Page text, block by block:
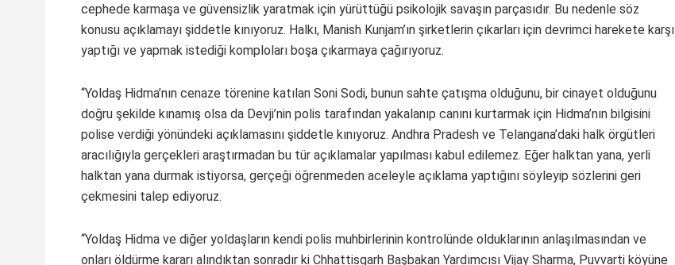
cephede karmaşa ve güvensizlik yaratmak için yürüttüğü psikolojik savaşın parçasıdır. Bu nedenle söz
konusu açıklamayı şiddetle kınıyoruz. Halkı, Manish Kunjam’ın şirketlerin çıkarları için devrimci harekete karşı
yaptığı ve yapmak istediği komploları boşa çıkarmaya çağırıyoruz.
“Yoldaş Hidma’nın cenaze törenine katılan Soni Sodi, bunun sahte çatışma olduğunu, bir cinayet olduğunu
doğru şekilde kınamış olsa da Devji’nin polis tarafından yakalanıp canını kurtarmak için Hidma’nın bilgisini
polise verdiği yönündeki açıklamasını şiddetle kınıyoruz. Andhra Pradesh ve Telangana’daki halk örgütleri
aracılığıyla gerçekleri araştırmadan bu tür açıklamalar yapılması kabul edilemez. Eğer halktan yana, yerli
halktan yana durmak istiyorsa, gerçeği öğrenmeden aceleyle açıklama yaptığını söyleyip sözlerini geri
çekmesini talep ediyoruz.
“Yoldaş Hidma ve diğer yoldaşların kendi polis muhbirlerinin kontrolünde olduklarının anlaşılmasından ve
onları öldürme kararı alındıktan sonradır ki Chhattisgarh Başbakan Yardımcısı Vijay Sharma, Puvvarti köyüne